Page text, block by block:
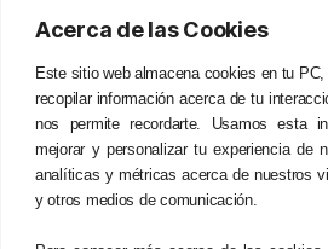
Acerca de las Cookies
Este sitio web almacena cookies en tu
recopilar información acerca de tu
nos permite recordarte. Usamos esta
mejorar y personalizar tu experiencia de
analíticas y métricas acerca de nuestros
y otros medios de comunicación.
de BCTS así como de la
privacidad se resolverá de
leyes y jurisdicción de la